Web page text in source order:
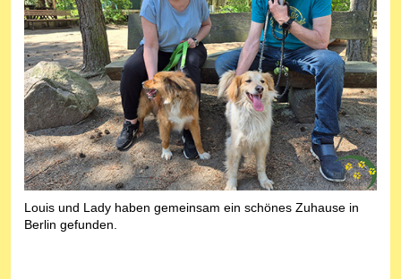
Louis und Lady haben gemeinsam ein schönes Zuhause in
Berlin gefunden.